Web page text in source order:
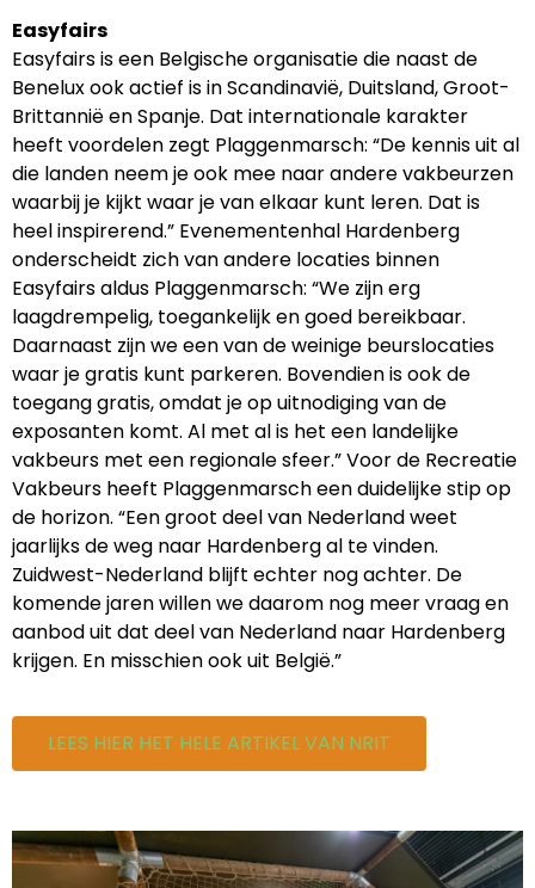
Easyfairs
Easyfairs is een Belgische organisatie die naast de
Benelux ook actief is in Scandinavië, Duitsland, Groot-
Brittannië en Spanje. Dat internationale karakter
heeft voordelen zegt Plaggenmarsch: “De kennis uit al
die landen neem je ook mee naar andere vakbeurzen
waarbij je kijkt waar je van elkaar kunt leren. Dat is
heel inspirerend.” Evenementenhal Hardenberg
onderscheidt zich van andere locaties binnen
Easyfairs aldus Plaggenmarsch: “We zijn erg
laagdrempelig, toegankelijk en goed bereikbaar.
Daarnaast zijn we een van de weinige beurslocaties
waar je gratis kunt parkeren. Bovendien is ook de
toegang gratis, omdat je op uitnodiging van de
exposanten komt. Al met al is het een landelijke
vakbeurs met een regionale sfeer.” Voor de Recreatie
Vakbeurs heeft Plaggenmarsch een duidelijke stip op
de horizon. “Een groot deel van Nederland weet
jaarlijks de weg naar Hardenberg al te vinden.
Zuidwest-Nederland blijft echter nog achter. De
komende jaren willen we daarom nog meer vraag en
aanbod uit dat deel van Nederland naar Hardenberg
krijgen. En misschien ook uit België.”
LEES HIER HET HELE ARTIKEL VAN NRIT